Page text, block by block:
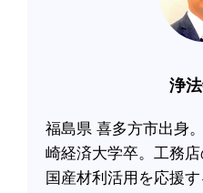
浄
福島県 喜多方市出身
崎経済大学卒。工務店
国産材利活用を応援